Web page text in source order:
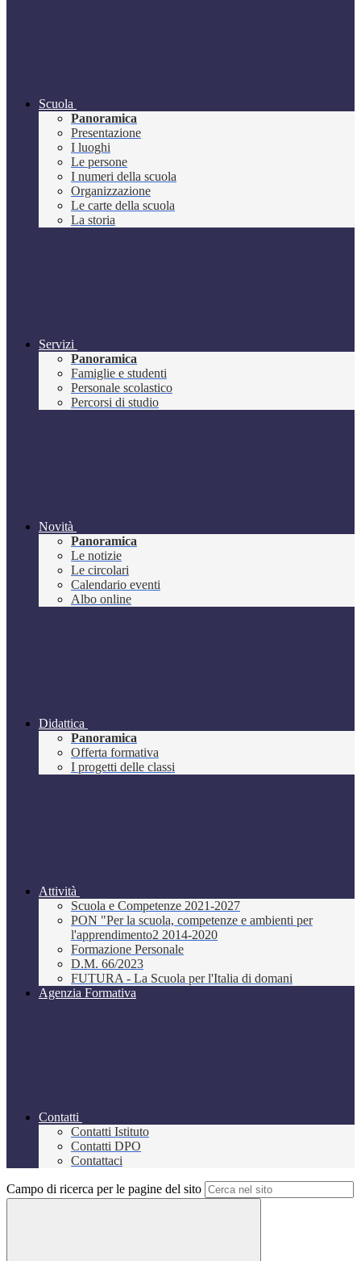
Scuola
Panoramica
Presentazione
I luoghi
Le persone
I numeri della scuola
Organizzazione
Le carte della scuola
La storia
Servizi
Panoramica
Famiglie e studenti
Personale scolastico
Percorsi di studio
Novità
Panoramica
Le notizie
Le circolari
Calendario eventi
Albo online
Didattica
Panoramica
Offerta formativa
I progetti delle classi
Attività
Scuola e Competenze 2021-2027
PON "Per la scuola, competenze e ambienti per
l'apprendimento2 2014-2020
Formazione Personale
D.M. 66/2023
FUTURA - La Scuola per l'Italia di domani
Agenzia Formativa
Contatti
Contatti Istituto
Contatti DPO
Contattaci
Campo di ricerca per le pagine del sito